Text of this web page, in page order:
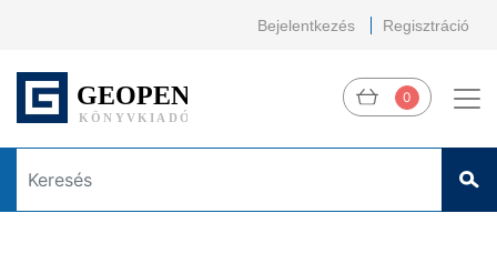
Bejelentkezés Regisztráció
0